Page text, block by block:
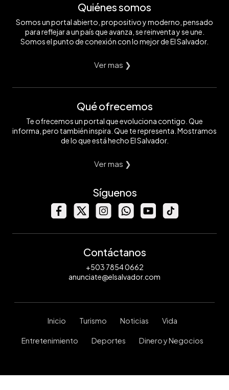
Quiénes somos
Somos un portal abierto, propositivo y moderno, pensado
para reflejar a un país que avanza, se reinventa y se une.
Somos el punto de conexión con lo mejor de El Salvador.
Ver mas ❯
Qué ofrecemos
Te ofrecemos un portal que evoluciona contigo. Que
informa, pero también inspira. Que te representa. Mostramos
de lo que está hecho El Salvador.
Ver mas ❯
Síguenos
Contáctanos
+503 7854 0662
anunciate@elsalvador.com
Inicio Turismo Noticias Vida
Entretenimiento Deportes Dinero y Negocios